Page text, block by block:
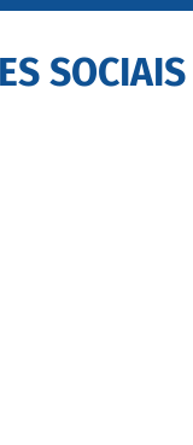
SOCIAIS